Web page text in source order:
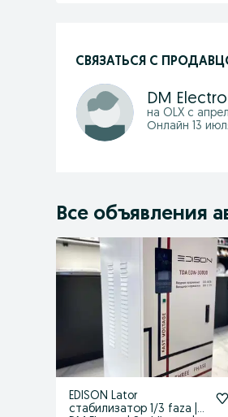
СВЯЗАТЬСЯ С
DM Electro
на OLX с
Онлайн 13
Все объявления
EDISON Lator
стабилизатор 1/3 faza |